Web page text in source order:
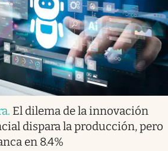
. El dilema de la innovación
dispara la producción, pero
en 8.4%